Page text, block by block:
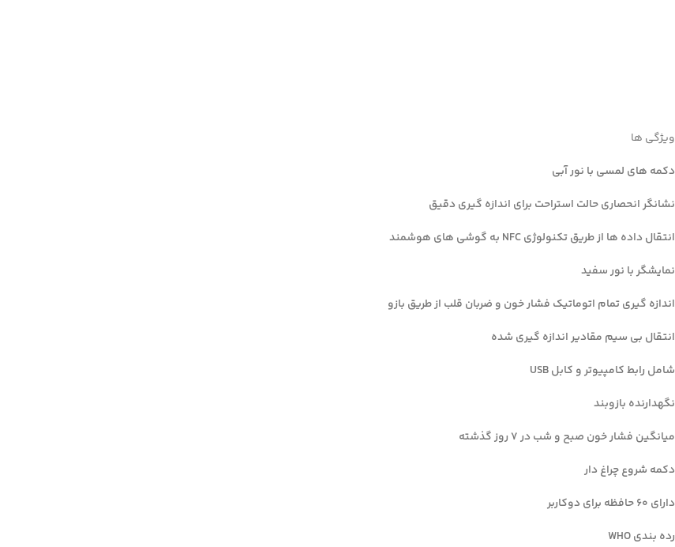
ویژگی ها
دکمه های لمسی با نور آبی
نشانگر انحصاری حالت استراحت برای اندازه گیری دقیق
انتقال داده ها از طریق تکنولوژیNFC به گوشی های هوشمند
نمایشگر با نور سفید
اندازه گیری تمام اتوماتیک فشار خون و ضربان قلب از طریق بازو
انتقال بی سیم مقادیر اندازه گیری شده
شامل رابط کامپیوتر و کابلUSB
نگهدارنده بازوبند
میانگین فشار خون صبح و شب در 7 روز گذشته
دکمه شروع چراغ دار
دارای 60 حافظه برای دوکاربر
رده بندیWHO